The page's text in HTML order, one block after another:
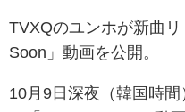
TVXQのユンホが新曲
Soon」動画を公開。
10月9日深夜（韓国時